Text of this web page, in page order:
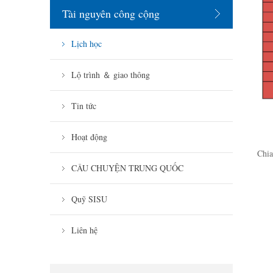
Tài nguyên công cộng
Lịch học
Lộ trình ＆ giao thông
Tin tức
Hoạt động
CÂU CHUYỆN TRUNG QUỐC
Quỹ SISU
Liên hệ